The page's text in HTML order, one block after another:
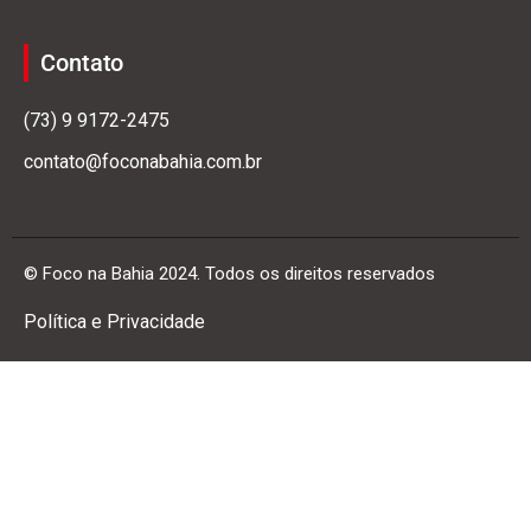
Contato
(73) 9 9172-2475
contato@foconabahia.com.br
© Foco na Bahia 2024. Todos os direitos reservados
Política e Privacidade